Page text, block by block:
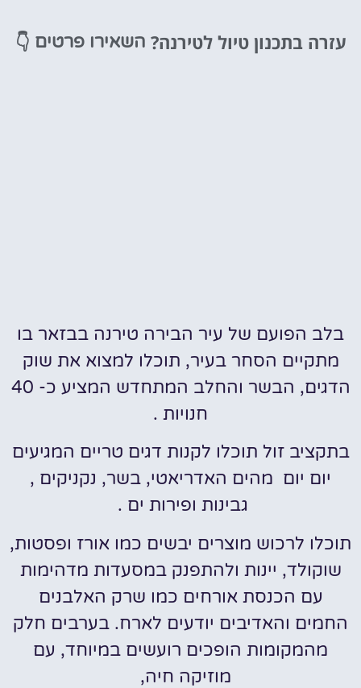
מציאת מלון
עזרה בתכנון טיול לטירנה? השאירו פרטים 👇
בלב הפועם של עיר הבירה טירנה בבזאר בו
מתקיים הסחר בעיר, תוכלו למצוא את שוק
הדגים, הבשר והחלב המתחדש המציע כ- 40
חנויות .
בתקציב זול תוכלו לקנות דגים טריים המגיעים
יום יום מהים האדריאטי, בשר, נקניקים ,
גבינות ופירות ים .
תוכלו לרכוש מוצרים יבשים כמו אורז ופסטות,
שוקולד, יינות ולהתפנק במסעדות מדהימות
עם הכנסת אורחים כמו שרק האלבנים
החמים והאדיבים יודעים לארח. בערבים חלק
מהמקומות הופכים רועשים במיוחד, עם
מוזיקה חיה,